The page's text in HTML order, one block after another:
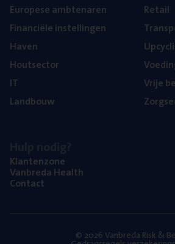
Euro­pe­se ambtenaren
Finan­ci­ë­le instellingen
Haven
Hout­sec­tor
IT
Land­bouw
Retail
Vrije
Klan­ten­zo­ne
Van­b­re­da Health
Con­tact
© 2026 Vanbreda Risk &